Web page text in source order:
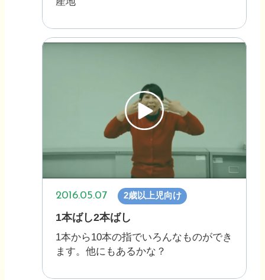
2016.05.07 2歳以上児向け
1本ばし2本ばし
1本から10本の指でいろんなものができ
ます。他にもあるかな？